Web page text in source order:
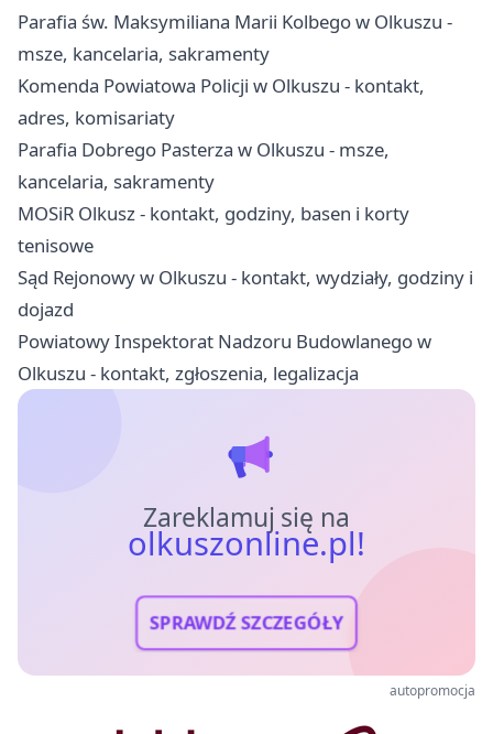
Parafia św. Maksymiliana Marii Kolbego w Olkuszu -
msze, kancelaria, sakramenty
Komenda Powiatowa Policji w Olkuszu - kontakt,
adres, komisariaty
Parafia Dobrego Pasterza w Olkuszu - msze,
kancelaria, sakramenty
MOSiR Olkusz - kontakt, godziny, basen i korty
tenisowe
Sąd Rejonowy w Olkuszu - kontakt, wydziały, godziny i
dojazd
Powiatowy Inspektorat Nadzoru Budowlanego w
Olkuszu - kontakt, zgłoszenia, legalizacja
Zareklamuj się na
olkuszonline.pl!
SPRAWDŹ SZCZEGÓŁY
autopromocja